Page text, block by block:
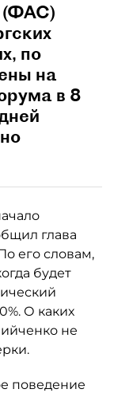
(ФАС)
по
на
в 8
глава
его словам,
будет
О каких
не
поведение